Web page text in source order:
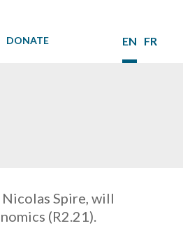
DONATE EN FR
Spire, will
(R2.21).